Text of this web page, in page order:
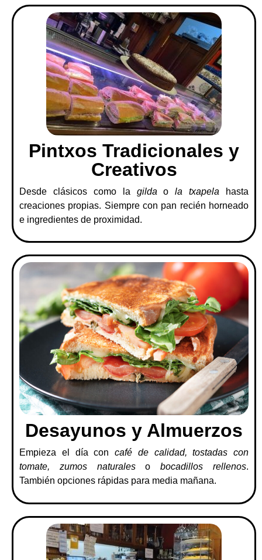
Pintxos Tradicionales y
Creativos
Desde clásicos como la gilda ola txapela hasta
creaciones propias. Siempre con pan recién horneado
e ingredientes de proximidad.
Desayunos y Almuerzos
Empieza el día con café de calidad, tostadas con
tomate, zumos naturalesobocadillos rellenos.
También opciones rápidas para media mañana.